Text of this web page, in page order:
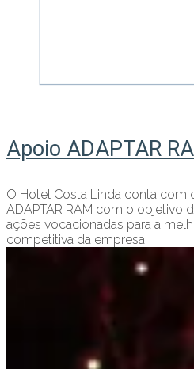
Apoio ADAPTAR
O Hotel Costa Linda conta com
ADAPTAR RAM com o objetivo
ações vocacionadas para a
competitiva da empresa.